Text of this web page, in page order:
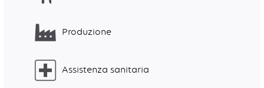
Produzione
Assistenza sanitaria